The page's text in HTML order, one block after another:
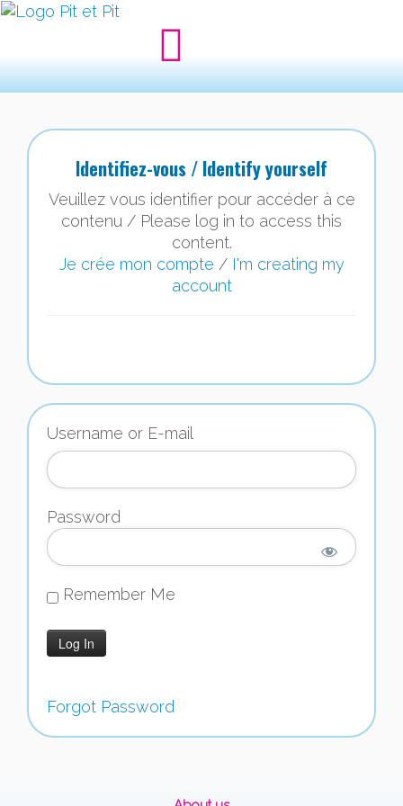
Identifiez-vous / Identify yourself
Veuillez vous identifier pour accéder à ce
contenu / Please log in to access this
content.
Je crée mon compte / I'm creating my
account
Username or E-mail
Password
Remember Me
Forgot Password